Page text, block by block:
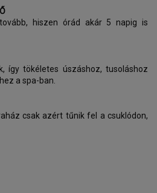
hiszen órád akár 5 napig is
így tökéletes úszáshoz, tusoláshoz
a spa-ban.
csak azért tűnik fel a csuklódon,